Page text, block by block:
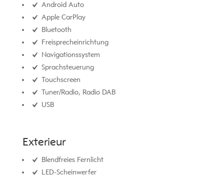
Android Auto
Apple CarPlay
Bluetooth
Freisprecheinrichtung
Navigationssystem
Sprachsteuerung
Touchscreen
Tuner/Radio, Radio DAB
USB
Exterieur
Blendfreies Fernlicht
LED-Scheinwerfer